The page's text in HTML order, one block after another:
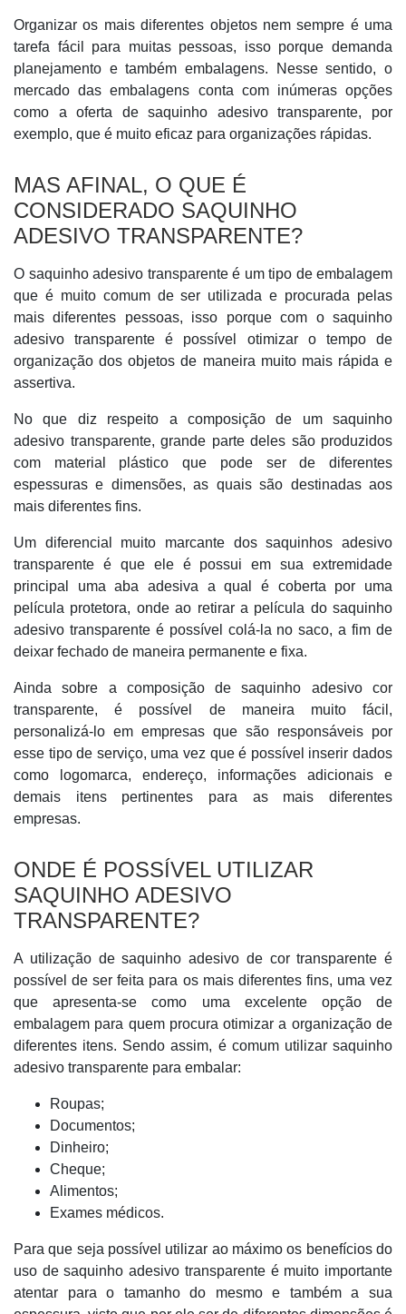
Organizar os mais diferentes objetos nem sempre é uma
tarefa fácil para muitas pessoas, isso porque demanda
planejamento e também embalagens. Nesse sentido, o
mercado das embalagens conta com inúmeras opções
como a oferta de saquinho adesivo transparente, por
exemplo, que é muito eficaz para organizações rápidas.
MAS AFINAL, O QUE É
CONSIDERADO SAQUINHO
ADESIVO TRANSPARENTE?
O saquinho adesivo transparente é um tipo de embalagem
que é muito comum de ser utilizada e procurada pelas
mais diferentes pessoas, isso porque com o saquinho
adesivo transparente é possível otimizar o tempo de
organização dos objetos de maneira muito mais rápida e
assertiva.
No que diz respeito a composição de um saquinho
adesivo transparente, grande parte deles são produzidos
com material plástico que pode ser de diferentes
espessuras e dimensões, as quais são destinadas aos
mais diferentes fins.
Um diferencial muito marcante dos saquinhos adesivo
transparente é que ele é possui em sua extremidade
principal uma aba adesiva a qual é coberta por uma
película protetora, onde ao retirar a película do saquinho
adesivo transparente é possível colá-la no saco, a fim de
deixar fechado de maneira permanente e fixa.
Ainda sobre a composição de saquinho adesivo cor
transparente, é possível de maneira muito fácil,
personalizá-lo em empresas que são responsáveis por
esse tipo de serviço, uma vez que é possível inserir dados
como logomarca, endereço, informações adicionais e
demais itens pertinentes para as mais diferentes
empresas.
ONDE É POSSÍVEL UTILIZAR
SAQUINHO ADESIVO
TRANSPARENTE?
A utilização de saquinho adesivo de cor transparente é
possível de ser feita para os mais diferentes fins, uma vez
que apresenta-se como uma excelente opção de
embalagem para quem procura otimizar a organização de
diferentes itens. Sendo assim, é comum utilizar saquinho
adesivo transparente para embalar:
Roupas;
Documentos;
Dinheiro;
Cheque;
Alimentos;
Exames médicos.
Para que seja possível utilizar ao máximo os benefícios do
uso de saquinho adesivo transparente é muito importante
atentar para o tamanho do mesmo e também a sua